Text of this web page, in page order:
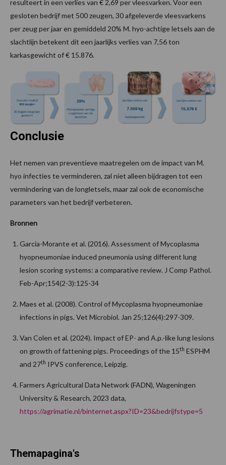
resulteert in een verlies van € 2,69 per vleesvarken. Voor een
gesloten bedrijf met 500 zeugen, 30 afgeleverde vleesvarkens
per zeug per jaar en gemiddeld 20% M. hyo-achtige letsels aan de
slachtlijn betekent dit een jaarlijks verlies van 7,56 ton
karkasgewicht of € 15.876.
Conclusie
Het nemen van preventieve maatregelen om de impact van M.
hyo infecties te verminderen, zal niet alleen bijdragen tot een
vermindering van de longletsels, maar zal ook de economische
parameters van het bedrijf verbeteren.
Bronnen
Garcia-Morante et al. (2016). Assessment of Mycoplasma
hyopneumoniae induced pneumonia using different lung
lesion scoring systems: a comparative review. J Comp Pathol.
Feb-Apr;154(2-3):125-34
Maes et al. (2008). Control of Mycoplasma hyopneumoniae
infections in pigs. Vet Microbiol. Jan 25;126(4):297-309.
Van Colen et al. (2024). Impact of EP- and A.p.-like lung lesions
on growth of fattening pigs. Proceedings of the 15th ESPHM
and 27th IPVS conference, Leipzig.
Farmers Agricultural Data Network (FADN), Wageningen
University & Research, 2023 data,
https://agrimatie.nl/binternet.aspx?ID=23&bedrijfstype=5
Themapagina's